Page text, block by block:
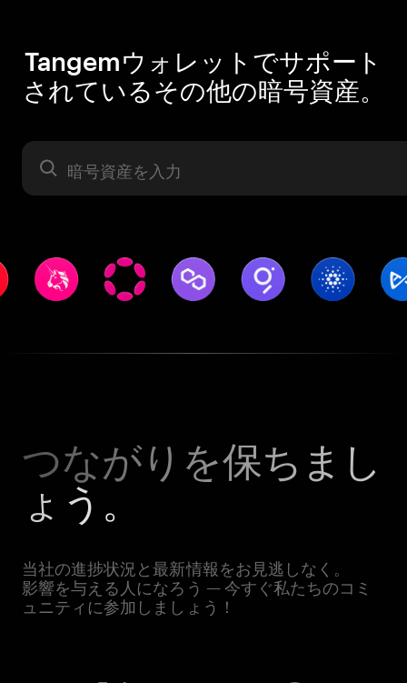
Tangemウォレットでサポート
されているその他の暗号資産。
暗号資産
つながりを保ちまし
ょう。
当社の進捗状況と最新情報をお見逃しなく。
影響を与える人になろう — 今すぐ私たちのコミ
ュニティに参加しましょう！